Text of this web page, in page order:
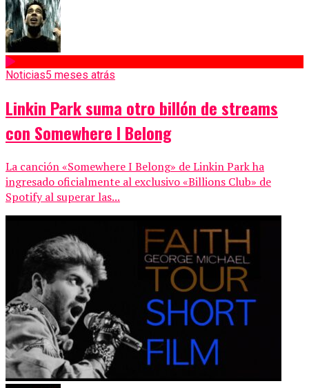
Noticias5 meses atrás
Linkin Park suma otro billón de streams
con Somewhere I Belong
La canción «Somewhere I Belong» de Linkin Park ha
ingresado oficialmente al exclusivo «Billions Club» de
Spotify al superar las...